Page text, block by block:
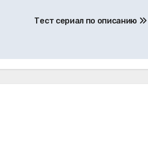
Тест сериал по описанию